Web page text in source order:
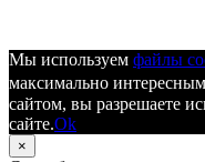
Мы используем файлы
максимально
сайтом, вы разрешаете
сайте.Ok
×